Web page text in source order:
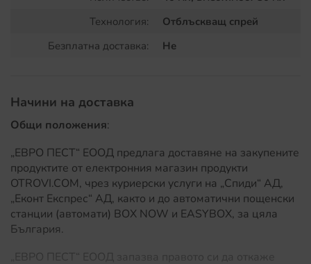
Неоставящ трайни последствия:
отразяват краткосрочно.
Лесен за използване:
използване и може да се пренася удобно в джоб
или чанта. Той може да бъде използван като
средство за самозащита в случай на агресия от
страна на куче или човек.
Не се изисква специално разрешение:За
закупуването и носенето на този лютив спрей
обикновено не се изисква специално разрешение,
Технология:
Отблъскващ спрей
Безплатна доставка:
Не
Начини на доставка
Общи положения:
„ЕВРО ПЕСТ“ ЕООД предлага доставяне на закупените
продуктите от електронния магазин продукти
OTROVI.COM, чрез куриерски услуги на „Спиди“ АД,
„Еконт Експрес“ АД, както и до автоматични пощенски
станции (автомати) BOX NOW и EASYBOX, за цяла
България.
„ЕВРО ПЕСТ“ ЕООД запазва правото си да откаже